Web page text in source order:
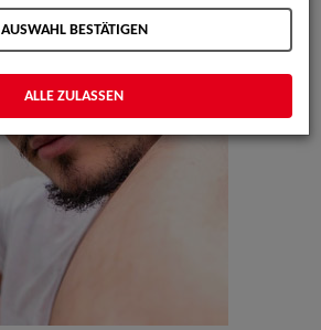
AUSWAHL BESTÄTIGEN
ALLE ZULASSEN